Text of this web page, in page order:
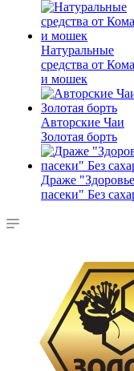
Натуральные
средства от
и мошек
Авторские Чаи
Золотая борть
Драже
пасеки" Без